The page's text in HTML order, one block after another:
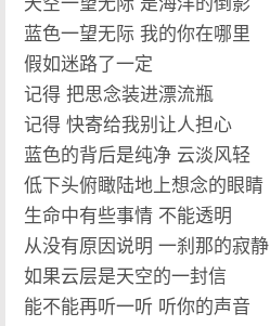
蓝色一望无际 我的你在哪里
假如迷路了一定
记得 把思念装进漂流瓶
记得 快寄给我别让人担心
蓝色的背后是纯净 云淡风轻
低下头俯瞰陆地上想念的眼睛
生命中有些事情 不能透明
从没有原因说明 一刹那的寂静
如果云层是天空的一封信
能不能再听一听 听你的声音